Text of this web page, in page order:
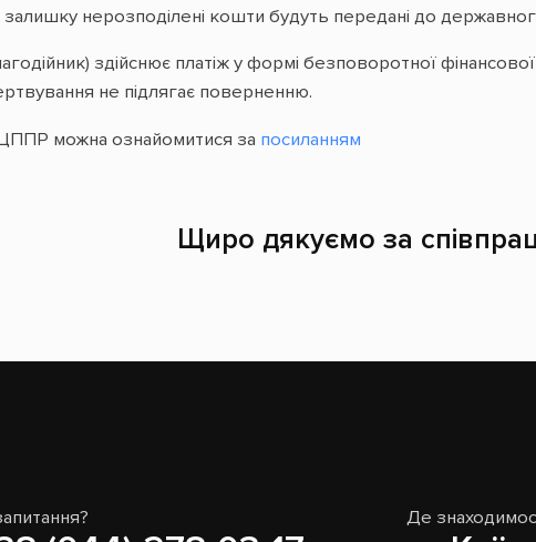
залишку нерозподілені кошти будуть передані до
здійснює платіж у формі безповоротної
не підлягає поверненню.
ЦППР можна ознайомитися за посиланням
Щиро дякуємо за
Де